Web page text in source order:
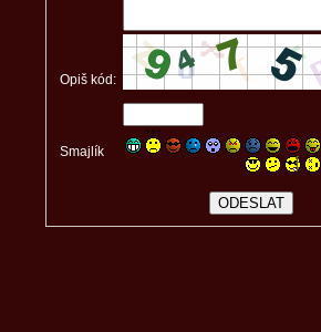
Opiš kód:
Smajlík